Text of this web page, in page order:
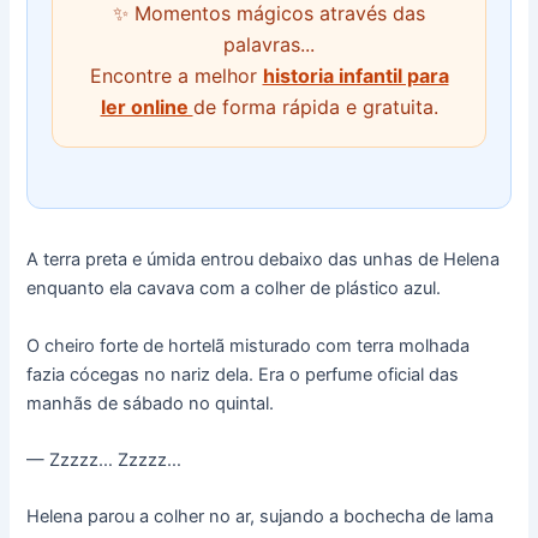
✨ Momentos mágicos através das
palavras...
Encontre a melhor historia infantil para
ler online de forma rápida e gratuita.
A terra preta e úmida entrou debaixo das unhas de Helena
enquanto ela cavava com a colher de plástico azul.
O cheiro forte de hortelã misturado com terra molhada
fazia cócegas no nariz dela. Era o perfume oficial das
manhãs de sábado no quintal.
— Zzzzz… Zzzzz…
Helena parou a colher no ar, sujando a bochecha de lama